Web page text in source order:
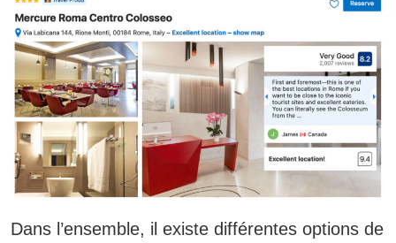
Dans l’ensemble, il existe différentes options de